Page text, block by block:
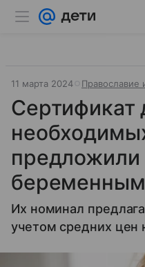
11 марта 2024 Православие
Сертификат
предложили
Их номинал
учетом средних цен